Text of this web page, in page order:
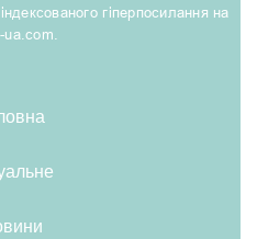
гіперпосилання на